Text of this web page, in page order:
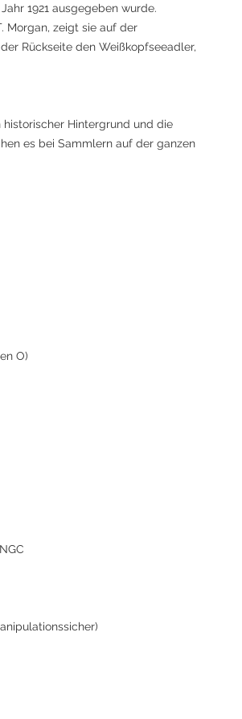
1921 ausgegeben wurde.
Morgan, zeigt sie auf der
Rückseite den Weißkopfseeadler,
Hintergrund und die
es bei Sammlern auf der ganzen
O)